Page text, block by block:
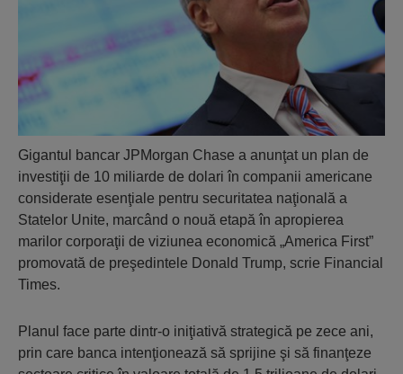
Gigantul bancar JPMorgan Chase a anunţat un plan de
investiţii de 10 miliarde de dolari în companii americane
considerate esenţiale pentru securitatea naţională a
Statelor Unite, marcând o nouă etapă în apropierea
marilor corporaţii de viziunea economică „America First”
promovată de preşedintele Donald Trump, scrie Financial
Times.
Planul face parte dintr-o iniţiativă strategică pe zece ani,
prin care banca intenţionează să sprijine şi să finanţeze